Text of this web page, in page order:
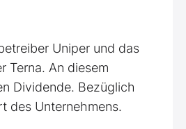
Uniper und das
Terna. An diesem
Dividende. Bezüglich
des Unternehmens.